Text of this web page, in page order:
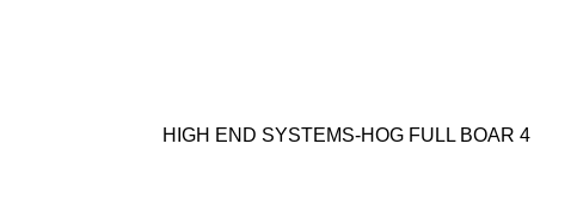
HIGH END SYSTEMS-HOG FULL BOAR 4